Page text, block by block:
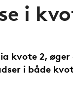
i
kvote 2,
i både